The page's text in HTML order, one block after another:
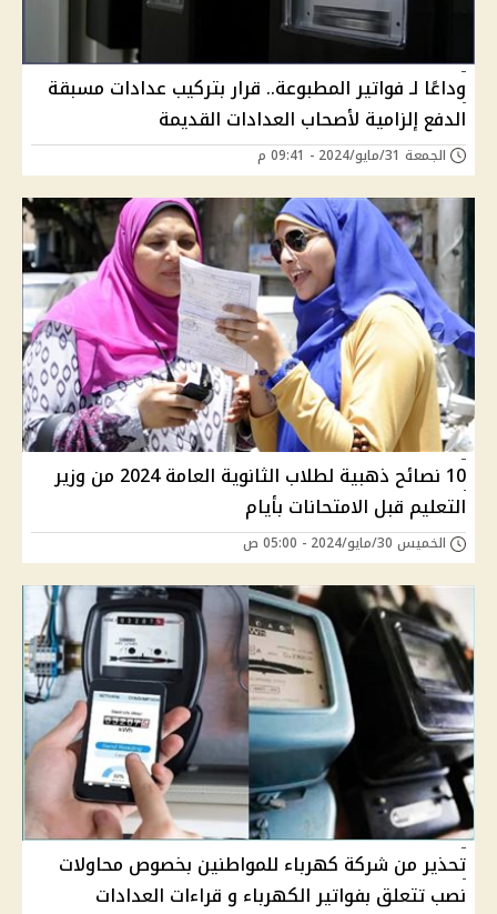
وداعًا لـ فواتير المطبوعة.. قرار بتركيب عدادات مسبقة
الدفع إلزامية لأصحاب العدادات القديمة
الجمعة 31/مايو/2024 - 09:41 م
10 نصائح ذهبية لطلاب الثانوية العامة 2024 من وزير
التعليم قبل الامتحانات بأيام
الخميس 30/مايو/2024 - 05:00 ص
تحذير من شركة كهرباء للمواطنين بخصوص محاولات
نصب تتعلق بفواتير الكهرباء و قراءات العدادات